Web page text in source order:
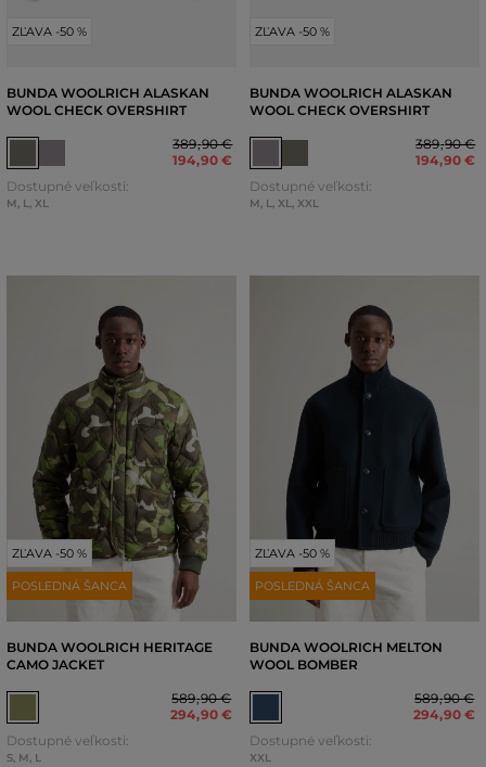
ZĽAVA -50 %
BUNDA WOOLRICH ALASKAN
WOOL CHECK OVERSHIRT
389,90 €
194,90 €
Dostupné veľkosti:
M, L, XL
ZĽAVA -50 %
BUNDA WOOLRICH ALASKAN
WOOL CHECK OVERSHIRT
389,90 €
194,90 €
Dostupné veľkosti:
M, L, XL, XXL
ZĽAVA -50 %
POSLEDNÁ ŠANCA
BUNDA WOOLRICH HERITAGE
CAMO JACKET
589,90 €
294,90 €
Dostupné veľkosti:
S, M, L
ZĽAVA -50 %
POSLEDNÁ ŠANCA
BUNDA WOOLRICH MELTON
WOOL BOMBER
589,90 €
294,90 €
Dostupné veľkosti:
XXL